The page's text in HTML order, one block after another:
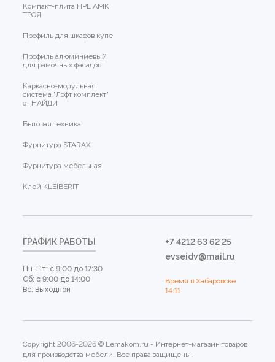
Компакт-плита HPL АМК
ТРОЯ
Профиль для шкафов купе
Профиль алюминиевый
для рамочных фасадов
Каркасно-модульная
система "Лофт комплект"
от НАЙДИ
Бытовая техника
Фурнитура STARAX
Фурнитура мебельная
Клей KLEIBERIT
ГРАФИК РАБОТЫ
Пн-Пт: с 9:00 до 17:30
Сб: с 9:00 до 14:00
Вс: Выходной
+7 4212 63 62 25
evseidv@mail.ru
Время в Хабаровске
14:11
Copyright 2006-2026 © Lemakom.ru - Интернет-магазин товаров
для производства мебели. Все права защищены.